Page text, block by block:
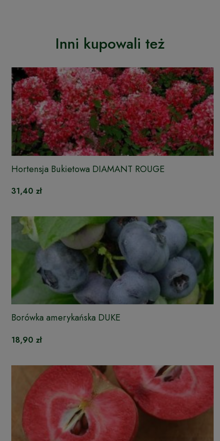
Inni kupowali też
Hortensja Bukietowa DIAMANT ROUGE
31,40 zł
Borówka amerykańska DUKE
18,90 zł